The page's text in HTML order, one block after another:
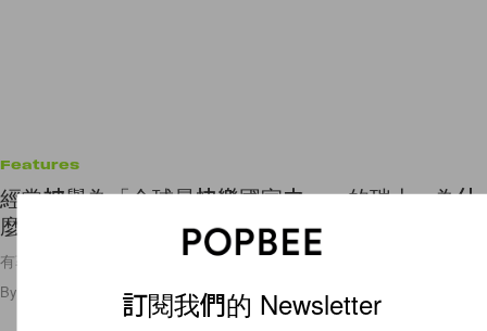
Features
經常被譽為「全球最快樂國家之一」的瑞士，為什
麼卻有著很高的自殺率？
有著最漂亮的景色，也有著完成的福利體制，為什麼瑞士人還是不快樂？
By 2020年2月20日
訂閱我們的 Newsletter